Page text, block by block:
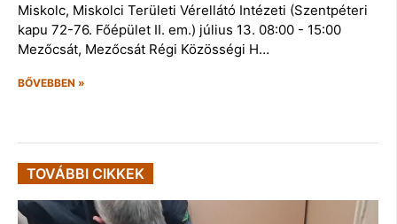
Miskolc, Miskolci Területi Vérellátó Intézeti (Szentpéteri
kapu 72-76. Főépület II. em.) július 13. 08:00 - 15:00
Mezőcsát, Mezőcsát Régi Közösségi H…
BŐVEBBEN »
TOVÁBBI CIKKEK